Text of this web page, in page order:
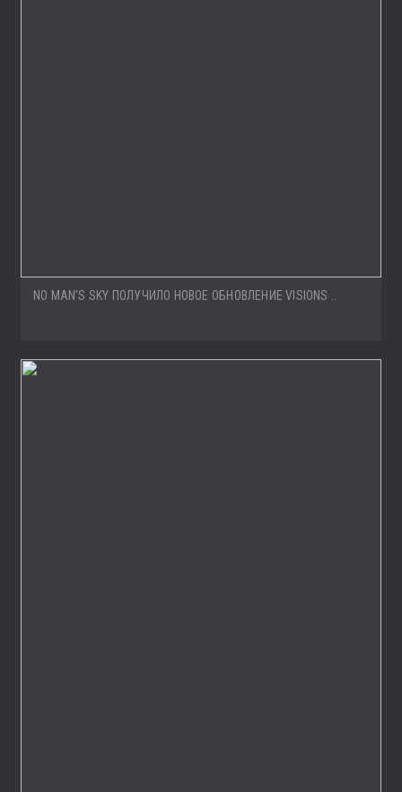
NO MAN’S SKY ПОЛУЧИЛО НОВОЕ ОБНОВЛЕНИЕ VISIONS ..